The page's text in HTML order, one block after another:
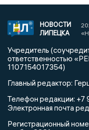
НОВОСТИ
ЛИПЕЦКА
Учредитель
ответственностью
1107154017354)
Главный редактор:
Телефон редакции: +7
Электронная почта
Регистрационный